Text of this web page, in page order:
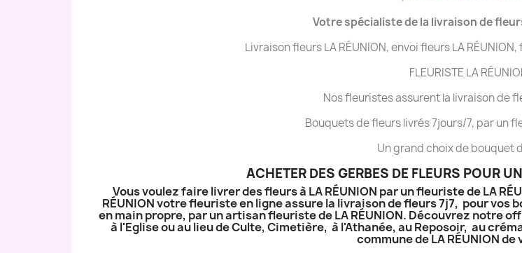
Votre spécialiste de la livraison de
Livraison fleurs LA RÉUNION, envoi fleurs LA
FLEURISTE LA
Nos fleuristes assurent la livraison de
Bouquets de fleurs livrés 7jours/7, par un
Un grand choix de bouquet
ACHETER DES GERBES DE FLEURS POUR
Vous voulez faire livrer des fleurs à LA RÉUNION par un fleuriste de LA
RÉUNION votre fleuriste en ligne assure la livraison de fleurs 7j7, pour vos
en main propre, par un artisan fleuriste de LA RÉUNION. Découvrez notre
à l'Eglise ou au lieu de Culte, Cimetière, à l'Athanée, au Reposoir, au
commune de LA RÉUNION